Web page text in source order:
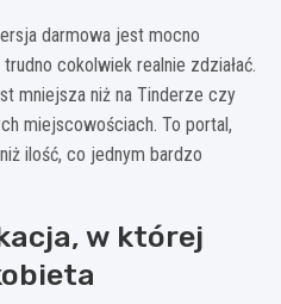
darmowa jest mocno
cokolwiek realnie zdziałać.
mniejsza niż na Tinderze czy
miejscowościach. To portal,
ilość, co jednym bardzo
w której